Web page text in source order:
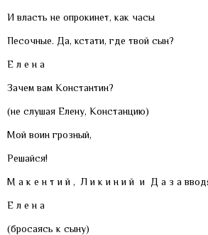
И власть не опрокинет, как часы
Песочные. Да, кстати, где твой сын?
Е л е н а
Зачем вам Константин?
(не слушая Елену, Констанцию)
Мой воин грозный,
Решайся!
М а к е н т и й , Л и к и н и й и Д а з а
Е л е н а
(бросаясь к сыну)